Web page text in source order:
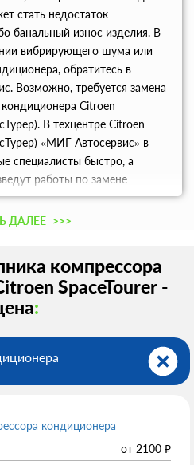
стать недостаток
банальный износ изделия. В
вибрирующего шума или
обратитесь в
Возможно, требуется замена
Citroen
В техцентре Citroen
«МИГ Автосервис» в
специалисты быстро, а
работы по замене
А также устраним
работы изношенной
ДАЛЕЕ >>>
компрессора
SpaceTourer -
:
кондиционера
от 2100 ₽